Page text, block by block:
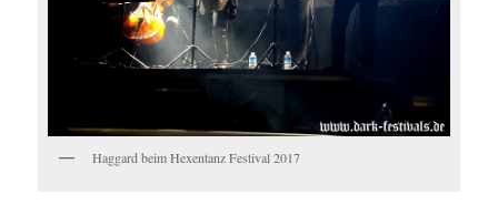
Haggard beim Hexentanz Festival 2017